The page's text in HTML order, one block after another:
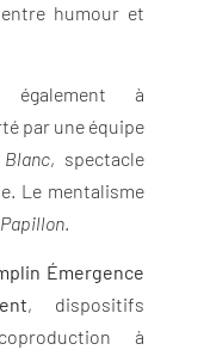
humour et
également à
par une équipe
, spectacle
Le mentalisme
.
Émergence
, dispositifs
à